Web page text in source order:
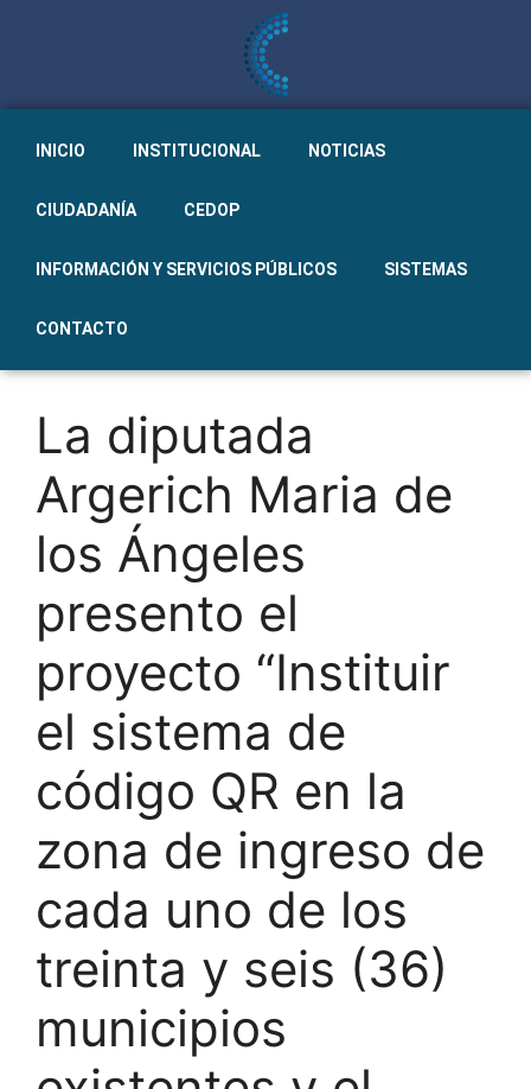
INICIO INSTITUCIONAL NOTICIAS
CIUDADANÍA CEDOP
INFORMACIÓN Y SERVICIOS PÚBLICOS SISTEMAS
CONTACTO
La diputada
Argerich Maria de
los Ángeles
presento el
proyecto “Instituir
el sistema de
código QR en la
zona de ingreso de
cada uno de los
treinta y seis (36)
municipios